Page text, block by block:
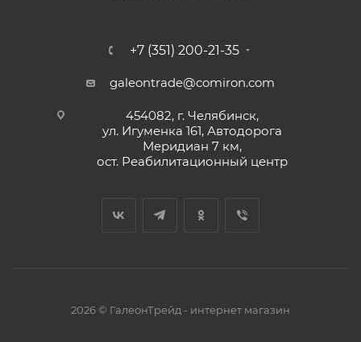
+7 (351) 200-21-35
galeontrade@comiron.com
454082, г. Челябинск,
ул. Игуменка 161, Автодорога
Меридиан 7 км,
ост. Реабилитационный центр
2026 © ГалеонТрейд - интернет магазин